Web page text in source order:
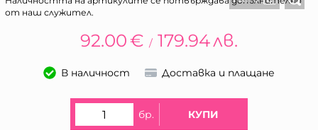
от наш служител.
92.00€ / 179.94лв.
В наличност Доставка и плащане
бр. КУПИ